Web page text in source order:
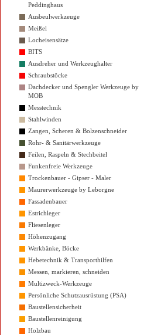
Peddinghaus
Ausbeulwerkzeuge
Meißel
Locheisensätze
BITS
Ausdreher und Werkzeughalter
Schraubstöcke
Dachdecker und Spengler Werkzeuge by
MOB
Messtechnik
Stahlwinden
Zangen, Scheren & Bolzenschneider
Rohr- & Sanitärwerkzeuge
Feilen, Raspeln & Stechbeitel
Funkenfreie Werkzeuge
Trockenbauer - Gipser - Maler
Maurerwerkzeuge by Leborgne
Fassadenbauer
Estrichleger
Fliesenleger
Höhenzugang
Werkbänke, Böcke
Hebetechnik & Transporthilfen
Messen, markieren, schneiden
Multizweck-Werkzeuge
Persönliche Schutzausrüstung (PSA)
Baustellensicherheit
Baustellenreinigung
Holzbau